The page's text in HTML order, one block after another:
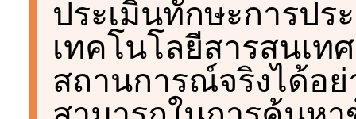
ประเมินทักษะการปร
เทคโนโลยีสารสนเท
สถานการณ์จริงได้อ